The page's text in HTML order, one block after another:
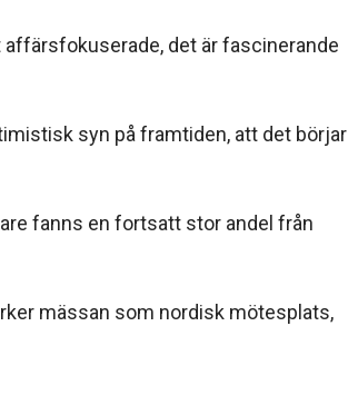
det är fascinerande
syn på framtiden, att det börjar
fanns en fortsatt stor andel från
mässan som nordisk mötesplats,